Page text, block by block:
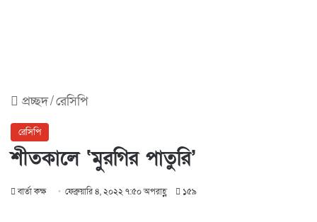
প্রচ্ছদ/রেসিপি
রেসিপি
শীতকালে ‘মুরগির পাতুরি’
বার্তা কক্ষ ফেব্রুয়ারি ৪, ২০২২ ৭:৫০ অপরাহ্ণ ১৫৯